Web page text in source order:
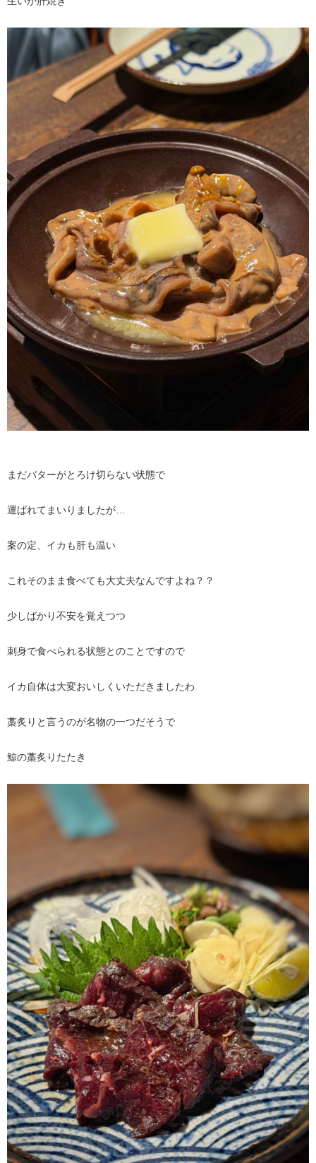
まだバターがとろけ切らない状態で
運ばれてまいりましたが…
案の定、イカも肝も温い
これそのまま食べても大丈夫なんですよね？？
少しばかり不安を覚えつつ
刺身で食べられる状態とのことですので
イカ自体は大変おいしくいただきましたわ
藁炙りと言うのが名物の一つだそうで
鯨の藁炙りたたき